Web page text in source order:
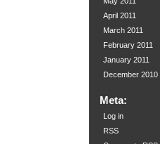
April 2011
March 2011
February 2011
January 2011
December 2010
Meta:
Log in
RSS